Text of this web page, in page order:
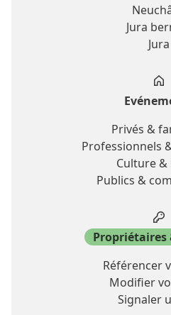
Jura
Jura
Privés &
Professionnels
Culture &
Publics &
Propriétaires
Référencer
Modifier
Signaler